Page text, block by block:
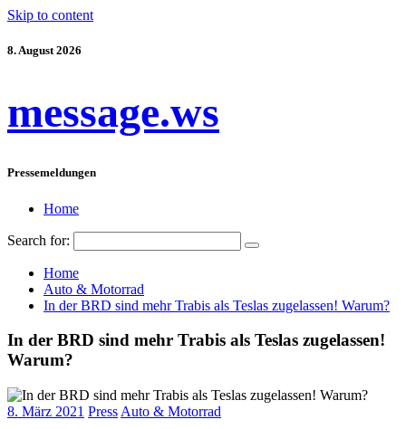
Skip to content
8. August 2026
message.ws
Pressemeldungen
Home
Search for:
Home
Auto & Motorrad
In der BRD sind mehr Trabis als Teslas zugelassen! Warum?
In der BRD sind mehr Trabis als Teslas zugelassen!
Warum?
8. März 2021 Press Auto & Motorrad